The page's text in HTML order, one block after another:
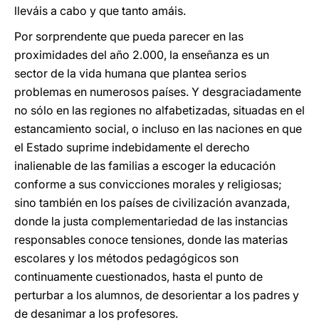
lleváis a cabo y que tanto amáis.
Por sorprendente que pueda parecer en las
proximidades del año 2.000, la enseñanza es un
sector de la vida humana que plantea serios
problemas en numerosos países. Y desgraciadamente
no sólo en las regiones no alfabetizadas, situadas en el
estancamiento social, o incluso en las naciones en que
el Estado suprime indebidamente el derecho
inalienable de las familias a escoger la educación
conforme a sus convicciones morales y religiosas;
sino también en los países de civilización avanzada,
donde la justa complementariedad de las instancias
responsables conoce tensiones, donde las materias
escolares y los métodos pedagógicos son
continuamente cuestionados, hasta el punto de
perturbar a los alumnos, de desorientar a los padres y
de desanimar a los profesores.